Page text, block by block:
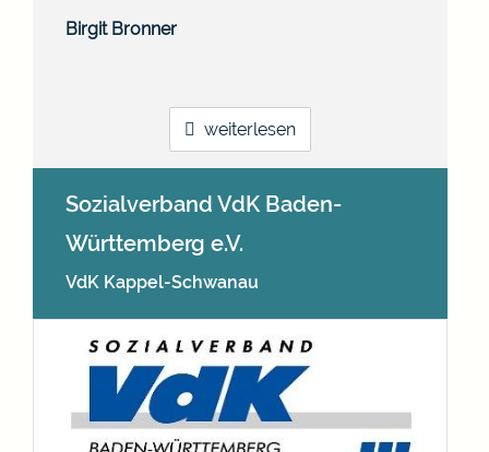
Birgit Bronner
weiterlesen
Sozialverband VdK Baden-
Württemberg e.V.
VdK Kappel-Schwanau